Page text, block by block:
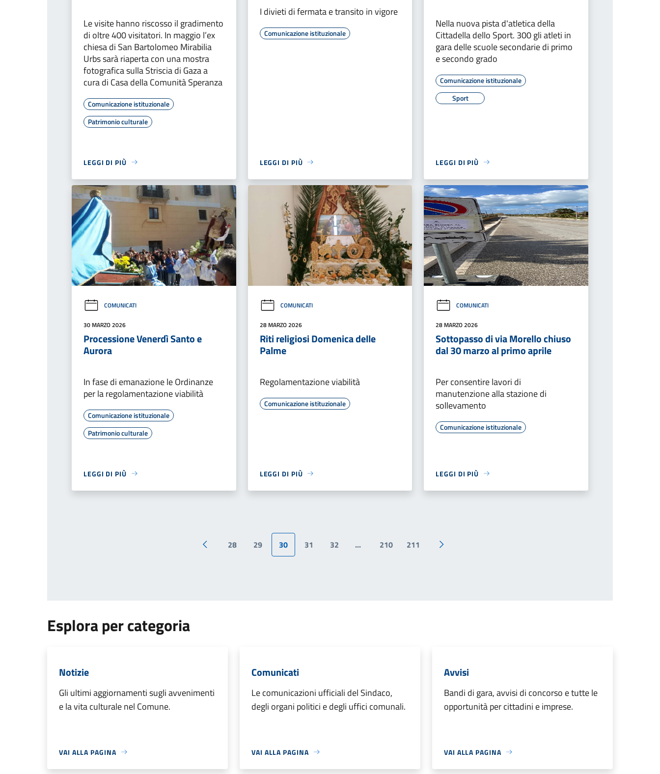
Le visite hanno riscosso il gradimento
di oltre 400 visitatori. In maggio l’ex
chiesa di San Bartolomeo Mirabilia
Urbs sarà riaperta con una mostra
fotografica sulla Striscia di Gaza a
cura di Casa della Comunità Speranza
Comunicazione istituzionale
Patrimonio culturale
LEGGI DI PIÙ
I divieti di fermata e transito in vigore
Comunicazione istituzionale
LEGGI DI PIÙ
Nella nuova pista d'atletica della
Cittadella dello Sport. 300 gli atleti in
gara delle scuole secondarie di primo
e secondo grado
Comunicazione istituzionale
Sport
LEGGI DI PIÙ
COMUNICATI
30 MARZO 2026
Processione Venerdì Santo e
Aurora
In fase di emanazione le Ordinanze
per la regolamentazione viabilità
Comunicazione istituzionale
Patrimonio culturale
LEGGI DI PIÙ
COMUNICATI
28 MARZO 2026
Riti religiosi Domenica delle
Palme
Regolamentazione viabilità
Comunicazione istituzionale
LEGGI DI PIÙ
COMUNICATI
28 MARZO 2026
Sottopasso di via Morello chiuso
dal 30 marzo al primo aprile
Per consentire lavori di
manutenzione alla stazione di
sollevamento
Comunicazione istituzionale
LEGGI DI PIÙ
Pagina precedente
28 29 30 31 32 ... 210 211
Pagina successiva
Esplora per categoria
Notizie
Gli ultimi aggiornamenti sugli avvenimenti
e la vita culturale nel Comune.
VAI ALLA PAGINA
Comunicati
Le comunicazioni ufficiali del Sindaco,
degli organi politici e degli uffici comunali.
VAI ALLA PAGINA
Avvisi
Bandi di gara, avvisi di concorso e tutte le
opportunità per cittadini e imprese.
VAI ALLA PAGINA